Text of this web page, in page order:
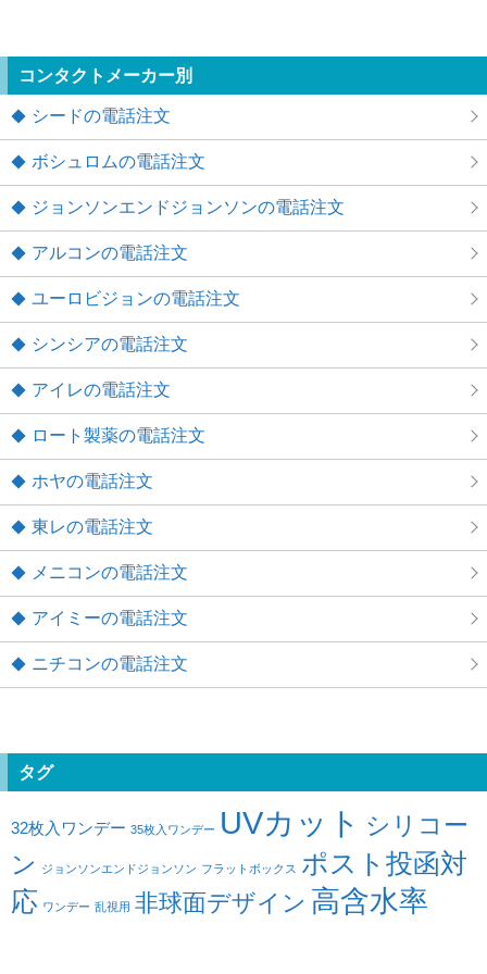
コンタクトメーカー別
シードの電話注文
ボシュロムの電話注文
ジョンソンエンドジョンソンの電話注文
アルコンの電話注文
ユーロビジョンの電話注文
シンシアの電話注文
アイレの電話注文
ロート製薬の電話注文
ホヤの電話注文
東レの電話注文
メニコンの電話注文
アイミーの電話注文
ニチコンの電話注文
タグ
32枚入ワンデー 35枚入ワンデー UVカット シリコー
ン
ジョンソンエンドジョンソン フラットボックス ポスト投函対
応 ワンデー 乱視用 非球面デザイン 高含水率